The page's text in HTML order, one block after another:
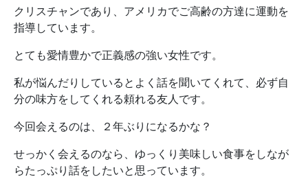
クリスチャンであり、アメリカでご高齢の方達に運動を
指導しています。
とても愛情豊かで正義感の強い女性です。
私が悩んだりしているとよく話を聞いてくれて、必ず自
分の味方をしてくれる頼れる友人です。
今回会えるのは、２年ぶりになるかな？
せっかく会えるのなら、ゆっくり美味しい食事をしなが
らたっぷり話をしたいと思っています。